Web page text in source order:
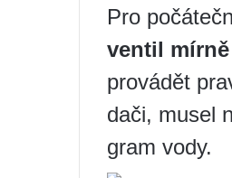
Pro
ventil
provádět
dači, musel
gram vody.